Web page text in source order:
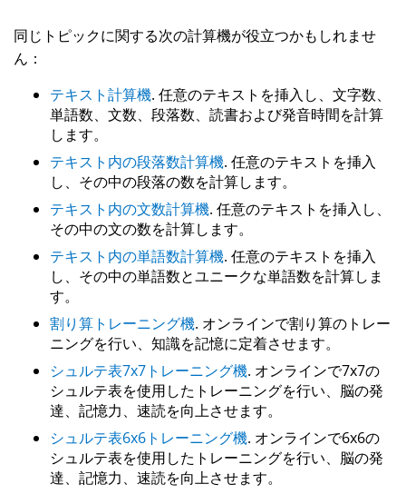
同じトピックに関する次の計算機が役立つかもしれませ
ん：
テキスト計算機. 任意のテキストを挿入し、文字数、
単語数、文数、段落数、読書および発音時間を計算
します。
テキスト内の段落数計算機. 任意のテキストを挿入
し、その中の段落の数を計算します。
テキスト内の文数計算機. 任意のテキストを挿入し、
その中の文の数を計算します。
テキスト内の単語数計算機. 任意のテキストを挿入
し、その中の単語数とユニークな単語数を計算しま
す。
割り算トレーニング機. オンラインで割り算のトレー
ニングを行い、知識を記憶に定着させます。
シュルテ表7x7トレーニング機. オンラインで7x7の
シュルテ表を使用したトレーニングを行い、脳の発
達、記憶力、速読を向上させます。
シュルテ表6x6トレーニング機. オンラインで6x6の
シュルテ表を使用したトレーニングを行い、脳の発
達、記憶力、速読を向上させます。